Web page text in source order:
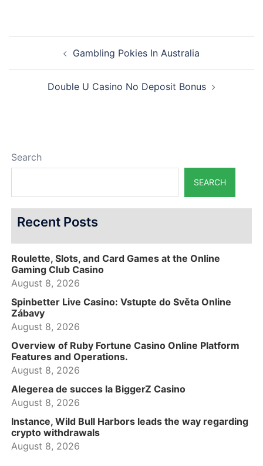
navigation
Gambling Pokies In Australia
Double U Casino No Deposit Bonus
Search
SEARCH
Recent Posts
Roulette, Slots, and Card Games at the Online
Gaming Club Casino
August 8, 2026
Spinbetter Live Casino: Vstupte do Světa Online
Zábavy
August 8, 2026
Overview of Ruby Fortune Casino Online Platform
Features and Operations.
August 8, 2026
Alegerea de succes la BiggerZ Casino
August 8, 2026
Instance, Wild Bull Harbors leads the way regarding
crypto withdrawals
August 8, 2026